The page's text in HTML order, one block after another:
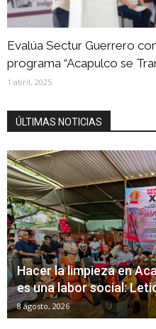
Evalúa Sectur Guerrero
programa “Acapulco se
1 abril, 2025
ÚLTIMAS NOTICIAS
Hacer la limpieza en
es una labor social:
8 agosto, 2026